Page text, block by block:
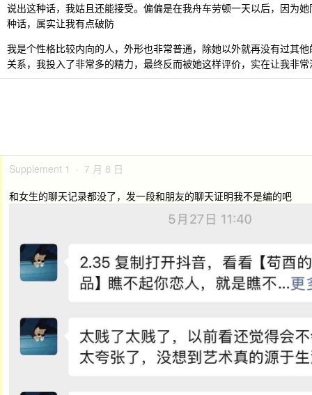
说出这种话，我姑且还能接受。偏偏是在我舟车劳顿一天以后，因为
种话，属实让我有点破防
我是个性格比较内向的人，外形也非常普通，除她以外就再没有过其
关系，我投入了非常多的精力，最终反而被她这样评价，实在让我非常
Supplement 1 · 7 月 8 日
和女生的聊天记录都没了，发一段和朋友的聊天证明我不是编的吧